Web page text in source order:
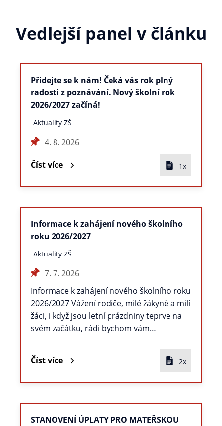
Vedlejší panel v článku
Přidejte se k nám! Čeká vás rok plný
radosti z poznávání. Nový školní rok
2026/2027 začíná!
Aktuality ZŠ
4. 8. 2026
Číst více 1x
Informace k zahájení nového školního
roku 2026/2027
Aktuality ZŠ
7. 7. 2026
Informace k zahájení nového školního roku
2026/2027 Vážení rodiče, milé žákyně a milí
žáci, i když jsou letní prázdniny teprve na
svém začátku, rádi bychom vám…
Číst více 2x
STANOVENÍ ÚPLATY PRO MATEŘSKOU